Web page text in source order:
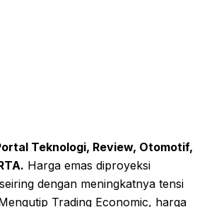
Teknologi, Review, Otomotif,
Harga emas diproyeksi
dengan meningkatnya tensi
Trading Economic, harga